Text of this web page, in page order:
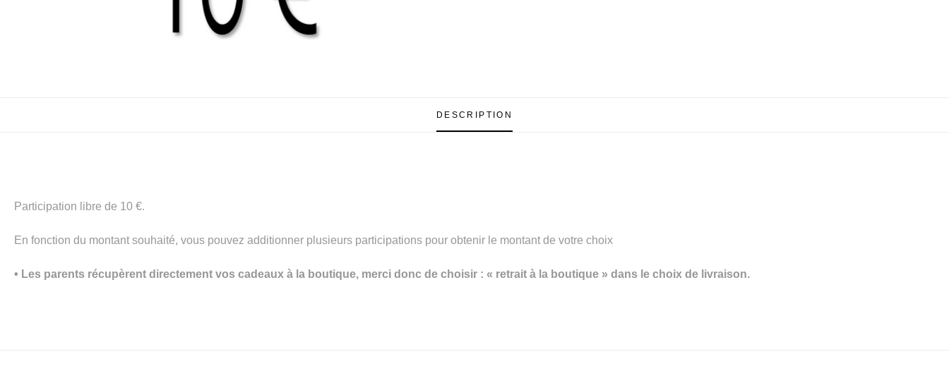
DESCRIPTION
Participation libre de 10 €.
En fonction du montant souhaité, vous pouvez additionner plusieurs participations pour obtenir le montant de votre choix
• Les parents récupèrent directement vos cadeaux à la boutique, merci donc de choisir : « retrait à la boutique » dans le choix de livraison.